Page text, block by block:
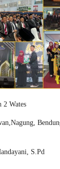
2 Wates
S.Pd